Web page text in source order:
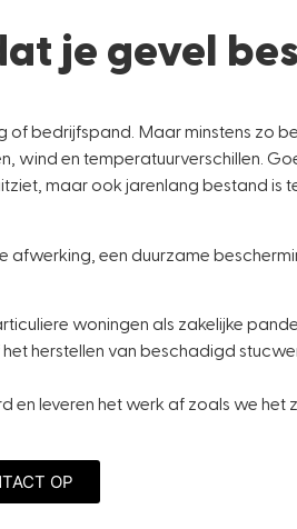
je gevel
of bedrijfspand. Maar minstens zo
wind en temperatuurverschillen.
maar ook jarenlang bestand is
afwerking, een duurzame
woningen als zakelijke
herstellen van beschadigd
en leveren het werk af zoals we
OP